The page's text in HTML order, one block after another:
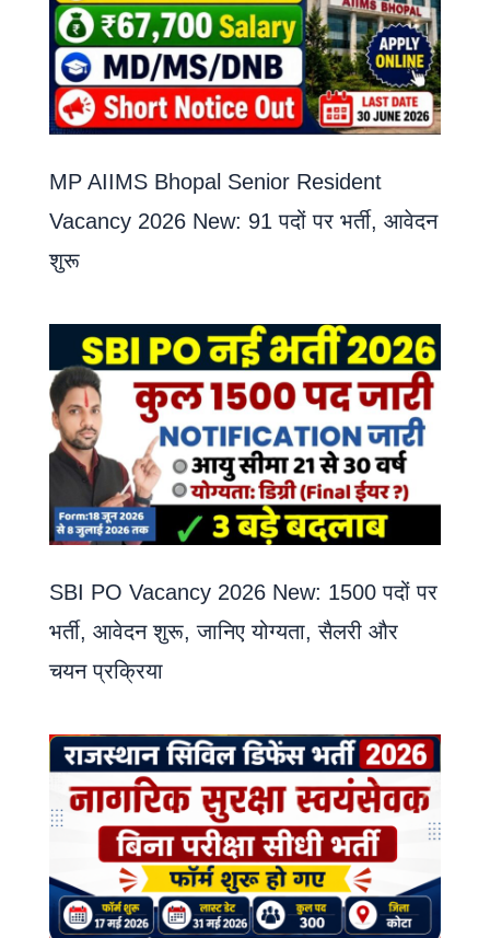
MP AIIMS Bhopal Senior Resident
Vacancy 2026 New: 91 पदों पर भर्ती, आवेदन
शुरू
SBI PO Vacancy 2026 New: 1500 पदों पर
भर्ती, आवेदन शुरू, जानिए योग्यता, सैलरी और
चयन प्रक्रिया